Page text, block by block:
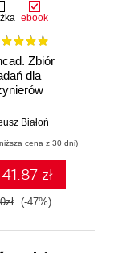
ebook
Zbiór
dla
Białoń
cena z 30 dni)
41.87 zł
(-47%)